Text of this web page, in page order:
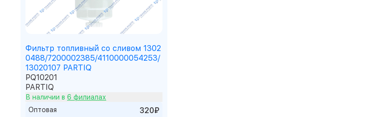
Фильтр топливный со сливом 1302
0488/7200002385/4110000054253/
13020107 PARTIQ
PQ10201
PARTIQ
В наличии в 6 филиалах
Оптовая
320₽